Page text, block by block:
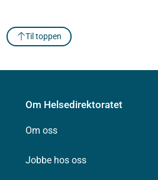
Til toppen
Om Helsedirektoratet
Om oss
Jobbe hos oss